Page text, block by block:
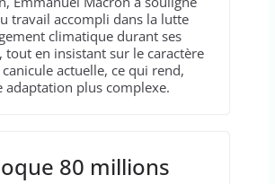
travail accompli dans la lutte
climatique durant ses
tout en insistant sur le caractère
actuelle, ce qui rend,
adaptation plus complexe.
80 millions